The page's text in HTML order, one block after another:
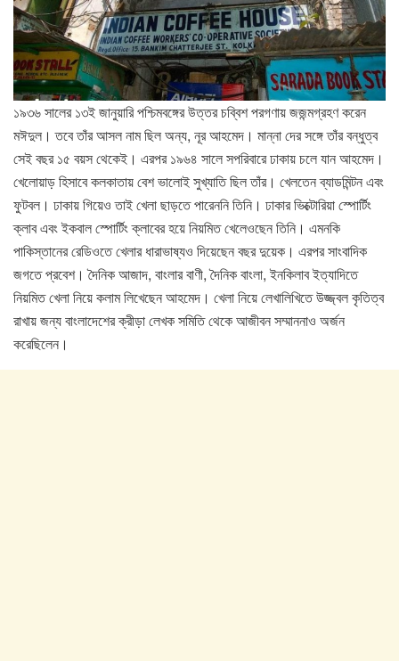
১৯৩৬ সালের ১৩ই জানুয়ারি পশ্চিমবঙ্গের উত্তর চব্বিশ পরগণায় জজন্মগ্রহণ করেন
মঈদুল। তবে তাঁর আসল নাম ছিল অন্য, নূর আহমেদ। মান্না দের সঙ্গে তাঁর বন্ধুত্ব
সেই বছর ১৫ বয়স থেকেই। এরপর ১৯৬৪ সালে সপরিবারে ঢাকায় চলে যান আহমেদ।
খেলোয়াড় হিসাবে কলকাতায় বেশ ভালোই সুখ্যাতি ছিল তাঁর। খেলতেন ব্যাডমিন্টন এবং
ফুটবল। ঢাকায় গিয়েও তাই খেলা ছাড়তে পারেননি তিনি। ঢাকার ভিক্টোরিয়া স্পোর্টিং
ক্লাব এবং ইকবাল স্পোর্টিং ক্লাবের হয়ে নিয়মিত খেলেওছেন তিনি। এমনকি
পাকিস্তানের রেডিওতে খেলার ধারাভাষ্যও দিয়েছেন বছর দুয়েক। এরপর সাংবাদিক
জগতে প্রবেশ। দৈনিক আজাদ, বাংলার বাণী, দৈনিক বাংলা, ইনকিলাব ইত্যাদিতে
নিয়মিত খেলা নিয়ে কলাম লিখেছেন আহমেদ। খেলা নিয়ে লেখালিখিতে উজ্জ্বল কৃতিত্ব
রাখায় জন্য বাংলাদেশের ক্রীড়া লেখক সমিতি থেকে আজীবন সম্মাননাও অর্জন
করেছিলেন।